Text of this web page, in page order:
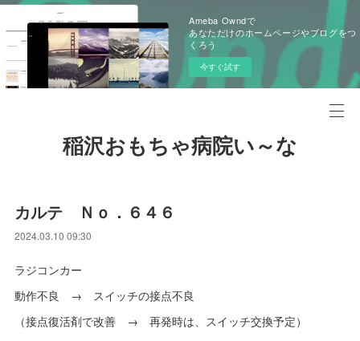
Ameba Owndで
あなただけのホームページやブログをつ
くろう
今すぐ試す
稲沢おもちゃ病院い～な
カルテ Ｎｏ．６４６
2024.03.10 09:30
ラジコンカー
動作不良 → スイッチの接点不良
（接点復活剤で改善 → 再発時は、スイッチ交換予定）